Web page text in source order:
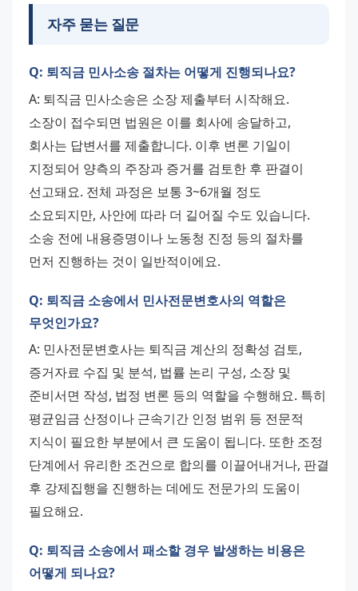
자주 묻는 질문
Q: 퇴직금 민사소송 절차는 어떻게 진행되나요?
A: 퇴직금 민사소송은 소장 제출부터 시작해요.
소장이 접수되면 법원은 이를 회사에 송달하고,
회사는 답변서를 제출합니다. 이후 변론 기일이
지정되어 양측의 주장과 증거를 검토한 후 판결이
선고돼요. 전체 과정은 보통 3~6개월 정도
소요되지만, 사안에 따라 더 길어질 수도 있습니다.
소송 전에 내용증명이나 노동청 진정 등의 절차를
먼저 진행하는 것이 일반적이에요.
Q: 퇴직금 소송에서 민사전문변호사의 역할은
무엇인가요?
A: 민사전문변호사는 퇴직금 계산의 정확성 검토,
증거자료 수집 및 분석, 법률 논리 구성, 소장 및
준비서면 작성, 법정 변론 등의 역할을 수행해요. 특히
평균임금 산정이나 근속기간 인정 범위 등 전문적
지식이 필요한 부분에서 큰 도움이 됩니다. 또한 조정
단계에서 유리한 조건으로 합의를 이끌어내거나, 판결
후 강제집행을 진행하는 데에도 전문가의 도움이
필요해요.
Q: 퇴직금 소송에서 패소할 경우 발생하는 비용은
어떻게 되나요?